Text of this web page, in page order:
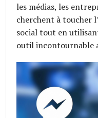
les médias, les
cherchent à toucher
social tout en
outil incontournable